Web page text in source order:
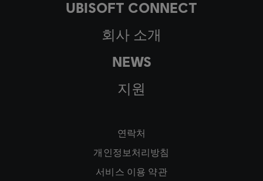
UBISOFT CONNECT
회사 소개
NEWS
지원
연락처
개인정보처리방침
서비스 이용 약관